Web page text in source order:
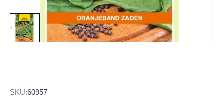
SKU:60957